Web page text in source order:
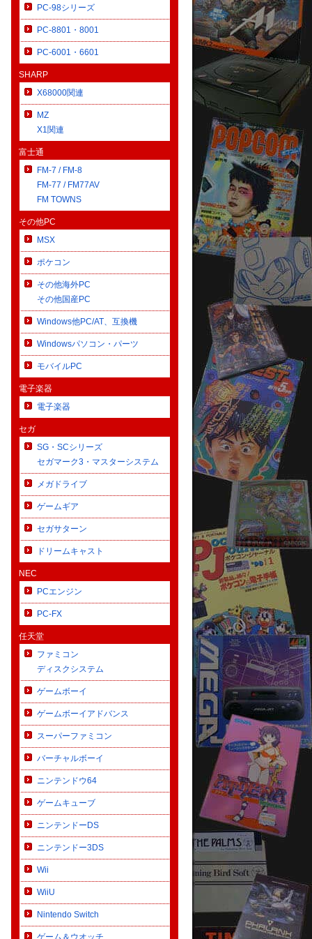
PC-98シリーズ
PC-8801・8001
PC-6001・6601
SHARP
X68000関連
MZ
X1関連
富士通
FM-7 / FM-8
FM-77 / FM77AV
FM TOWNS
その他PC
MSX
ポケコン
その他海外PC
その他国産PC
Windows他PC/AT、互換機
Windowsパソコン・パーツ
モバイルPC
電子楽器
電子楽器
セガ
SG・SCシリーズ
セガマーク3・マスターシステム
メガドライブ
ゲームギア
セガサターン
ドリームキャスト
NEC
PCエンジン
PC-FX
任天堂
ファミコン
ディスクシステム
ゲームボーイ
ゲームボーイアドバンス
スーパーファミコン
バーチャルボーイ
ニンテンドウ64
ゲームキューブ
ニンテンドーDS
ニンテンドー3DS
Wii
WiiU
Nintendo Switch